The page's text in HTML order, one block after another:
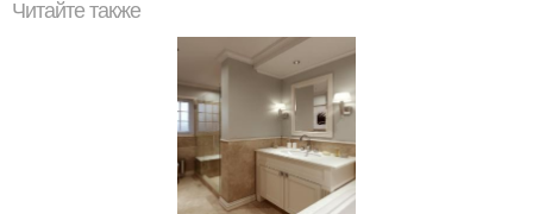
Читайте также